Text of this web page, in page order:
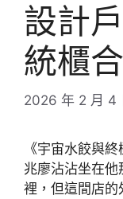
設計
統櫃合
2026 年 2 月 4
《宇宙水餃與
兆廖沾沾坐在
裡，但這間店的